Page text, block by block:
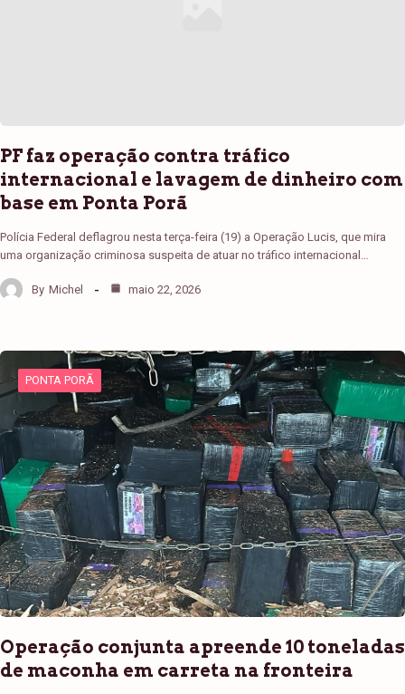
PF faz operação contra tráfico
internacional e lavagem de dinheiro com
base em Ponta Porã
Polícia Federal deflagrou nesta terça-feira (19) a Operação Lucis, que mira
uma organização criminosa suspeita de atuar no tráfico internacional…
By Michel maio 22, 2026
PONTA PORÃ
Operação conjunta apreende 10 toneladas
de maconha em carreta na fronteira